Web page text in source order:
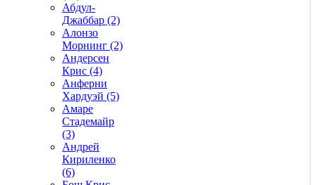
Абдул-
Джаббар (2)
Алонзо
Морнинг (2)
Андерсен
Крис (4)
Анферни
Xардуэй (5)
Амаре
Стадемайр
(3)
Андрей
Кириленко
(6)